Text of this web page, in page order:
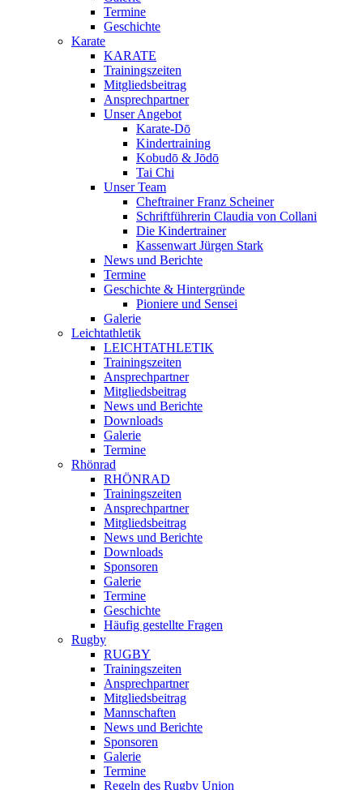
Termine
Geschichte
Karate
KARATE
Trainingszeiten
Mitgliedsbeitrag
Ansprechpartner
Unser Angebot
Karate-Dō
Kindertraining
Kobudō & Jōdō
Tai Chi
Unser Team
Cheftrainer Franz Scheiner
Schriftführerin Claudia von Collani
Die Kindertrainer
Kassenwart Jürgen Stark
News und Berichte
Termine
Geschichte & Hintergründe
Pioniere und Sensei
Galerie
Leichtathletik
LEICHTATHLETIK
Trainingszeiten
Ansprechpartner
Mitgliedsbeitrag
News und Berichte
Downloads
Galerie
Termine
Rhönrad
RHÖNRAD
Trainingszeiten
Ansprechpartner
Mitgliedsbeitrag
News und Berichte
Downloads
Sponsoren
Galerie
Termine
Geschichte
Häufig gestellte Fragen
Rugby
RUGBY
Trainingszeiten
Ansprechpartner
Mitgliedsbeitrag
Mannschaften
News und Berichte
Sponsoren
Galerie
Termine
Regeln des Rugby Union